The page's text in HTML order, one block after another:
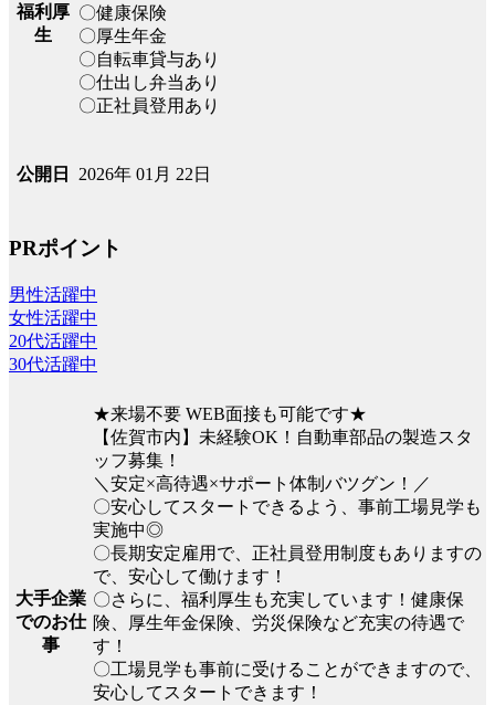
福利厚
生
〇健康保険
〇厚生年金
〇自転車貸与あり
〇仕出し弁当あり
〇正社員登用あり
公開日 2026年 01月 22日
PRポイント
男性活躍中
女性活躍中
20代活躍中
30代活躍中
大手企業
でのお仕
事
★来場不要 WEB面接も可能です★
【佐賀市内】未経験OK！自動車部品の製造スタ
ッフ募集！
＼安定×高待遇×サポート体制バツグン！／
〇安心してスタートできるよう、事前工場見学も
実施中◎
〇長期安定雇用で、正社員登用制度もありますの
で、安心して働けます！
〇さらに、福利厚生も充実しています！健康保
険、厚生年金保険、労災保険など充実の待遇で
す！
〇工場見学も事前に受けることができますので、
安心してスタートできます！